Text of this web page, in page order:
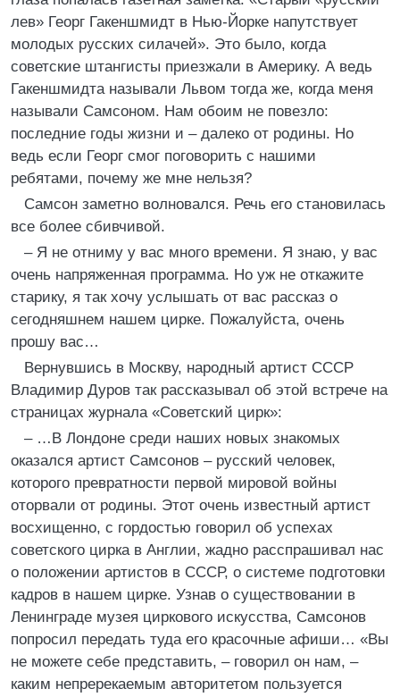
лев» Георг Гакеншмидт в Нью-Йорке напутствует
молодых русских силачей». Это было, когда
советские штангисты приезжали в Америку. А ведь
Гакеншмидта называли Львом тогда же, когда меня
называли Самсоном. Нам обоим не повезло:
последние годы жизни и – далеко от родины. Но
ведь если Георг смог поговорить с нашими
ребятами, почему же мне нельзя?
Самсон заметно волновался. Речь его становилась
все более сбивчивой.
– Я не отниму у вас много времени. Я знаю, у вас
очень напряженная программа. Но уж не откажите
старику, я так хочу услышать от вас рассказ о
сегодняшнем нашем цирке. Пожалуйста, очень
прошу вас…
Вернувшись в Москву, народный артист СССР
Владимир Дуров так рассказывал об этой встрече на
страницах журнала «Советский цирк»:
– …В Лондоне среди наших новых знакомых
оказался артист Самсонов – русский человек,
которого превратности первой мировой войны
оторвали от родины. Этот очень известный артист
восхищенно, с гордостью говорил об успехах
советского цирка в Англии, жадно расспрашивал нас
о положении артистов в СССР, о системе подготовки
кадров в нашем цирке. Узнав о существовании в
Ленинграде музея циркового искусства, Самсонов
попросил передать туда его красочные афиши… «Вы
не можете себе представить, – говорил он нам, –
каким непререкаемым авторитетом пользуется